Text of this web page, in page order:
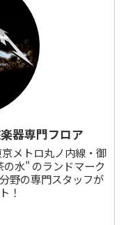
器専門フロア
メトロ丸ノ内線・御
水" のランドマーク
野の専門スタッフが
！